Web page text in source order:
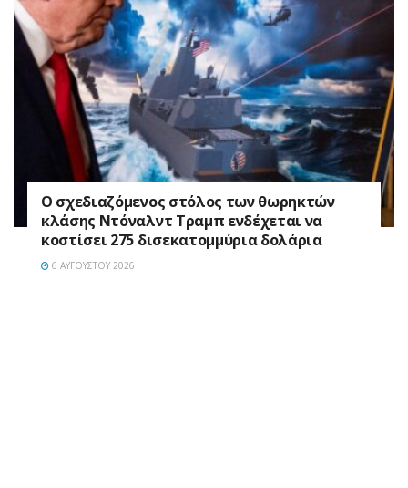
Ο σχεδιαζόμενος στόλος των θωρηκτών
κλάσης Ντόναλντ Τραμπ ενδέχεται να
κοστίσει 275 δισεκατομμύρια δολάρια
6 ΑΥΓΟΎΣΤΟΥ 2026